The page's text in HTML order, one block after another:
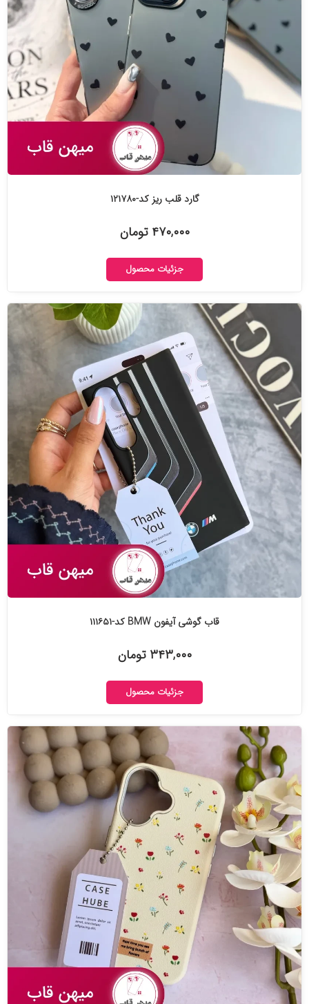
گارد قلب ریز کد-۱۲۱۷۸۰
۴۷۰,۰۰۰ تومان
جزئیات محصول
قاب گوشی آیفون BMW کد-۱۱۱۶۵۱
۳۴۳,۰۰۰ تومان
جزئیات محصول